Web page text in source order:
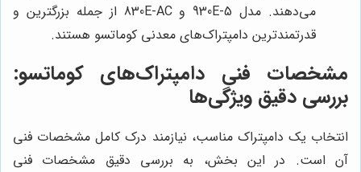
می‌دهند. مدل 930E-5 و 830E-AC از جمله بزرگترین و
قدرتمندترین دامپتراک‌های معدنی کوماتسو هستند.
مشخصات فنی دامپتراک‌های کوماتسو:
بررسی دقیق ویژگی‌ها
انتخاب یک دامپتراک مناسب، نیازمند درک کامل مشخصات فنی
آن است. در این بخش، به بررسی دقیق مشخصات فنی